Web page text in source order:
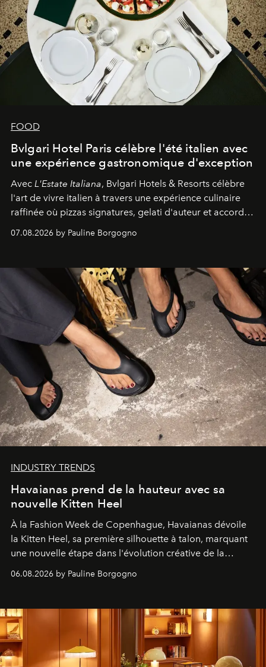
FOOD
Bvlgari Hotel Paris célèbre l'été italien avec
une expérience gastronomique d'exception
Avec L'Estate Italiana, Bvlgari Hotels & Resorts célèbre
l'art de vivre italien à travers une expérience culinaire
raffinée où pizzas signatures, gelati d'auteur et accords
d'exception composent un véritable voyage sensoriel.
07.08.2026 by Pauline Borgogno
INDUSTRY TRENDS
Havaianas prend de la hauteur avec sa
nouvelle Kitten Heel
À la Fashion Week de Copenhague, Havaianas dévoile
la Kitten Heel, sa première silhouette à talon, marquant
une nouvelle étape dans l'évolution créative de la
06.08.2026 by Pauline Borgogno